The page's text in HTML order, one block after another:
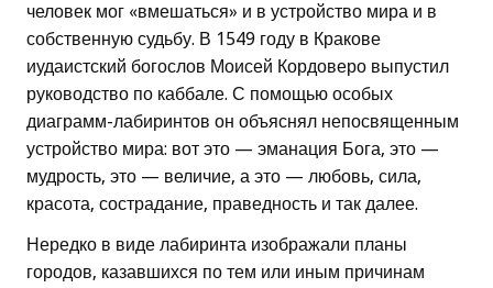
человек мог «вмешаться» и в устройство мира и в
собственную судьбу. В 1549 году в Кракове
иудаистский богослов Моисей Кордоверо выпустил
руководство по каббале. С помощью особых
диаграмм-лабиринтов он объяснял непосвященным
устройство мира: вот это — эманация Бога, это —
мудрость, это — величие, а это — любовь, сила,
красота, сострадание, праведность и так далее.
Нередко в виде лабиринта изображали планы
городов, казавшихся по тем или иным причинам